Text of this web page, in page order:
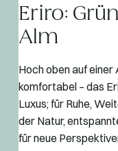
Eriro:
Alm
Hoch oben auf einer
komfortabel – das
Luxus; für Ruhe,
der Natur,
für neue